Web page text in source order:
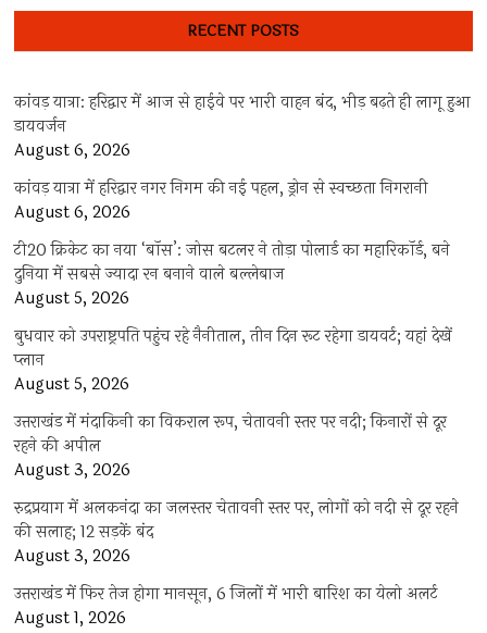
RECENT POSTS
कांवड़ यात्रा: हरिद्वार में आज से हाईवे पर भारी वाहन बंद, भीड़ बढ़ते ही लागू हुआ
डायवर्जन
August 6, 2026
कांवड़ यात्रा में हरिद्वार नगर निगम की नई पहल, ड्रोन से स्वच्छता निगरानी
August 6, 2026
टी20 क्रिकेट का नया ‘बॉस’: जोस बटलर ने तोड़ा पोलार्ड का महारिकॉर्ड, बने
दुनिया में सबसे ज्यादा रन बनाने वाले बल्लेबाज
August 5, 2026
बुधवार को उपराष्ट्रपति पहुंच रहे नैनीताल, तीन दिन रूट रहेगा डायवर्ट; यहां देखें
प्‍लान
August 5, 2026
उत्तराखंड में मंदाकिनी का विकराल रूप, चेतावनी स्तर पर नदी; किनारों से दूर
रहने की अपील
August 3, 2026
रुद्रप्रयाग में अलकनंदा का जलस्तर चेतावनी स्तर पर, लोगों को नदी से दूर रहने
की सलाह; 12 सड़कें बंद
August 3, 2026
उत्तराखंड में फिर तेज होगा मानसून, 6 जिलों में भारी बारिश का येलो अलर्ट
August 1, 2026